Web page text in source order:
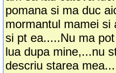
pomana si ma duc
mormantul mamei si
si pt ea.....Nu ma
lua dupa mine,...nu
descriu starea